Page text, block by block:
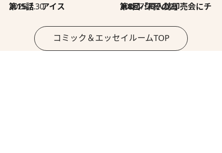
2026.7.30
第15話 アイス 2026.7.30
第8回「同人誌即売会にチャレンジ その2」
コミック＆エッセイルームTOP